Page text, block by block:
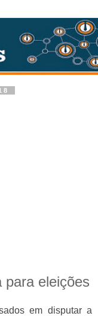
para eleições
em disputar a